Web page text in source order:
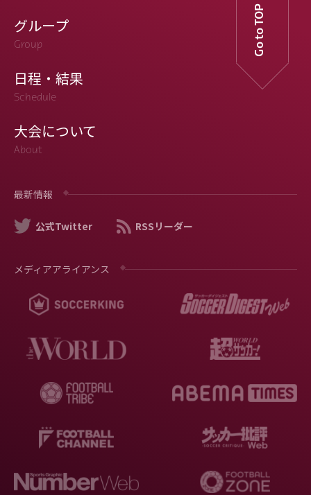
グループ
Group
日程・結果
Schedule
大会について
About
最新情報
公式Twitter RSSリーダー
メディアアライアンス
Go to TOP